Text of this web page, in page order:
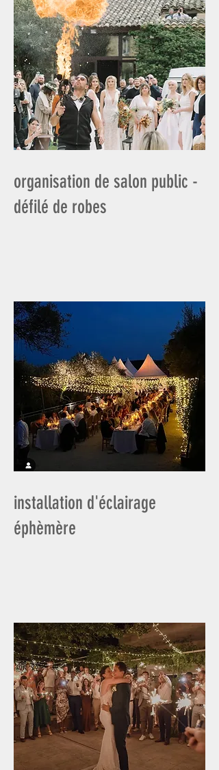
organisation de salon public -
défilé de robes
installation d'éclairage
éphèmère